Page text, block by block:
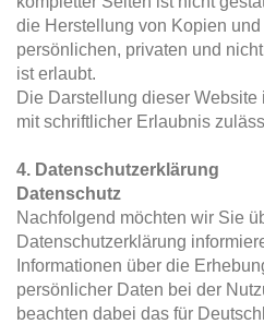
die Herstellung von Kopien
persönlichen, privaten und
ist erlaubt.
Die Darstellung dieser Website
mit schriftlicher Erlaubnis
4. Datenschutzerklärung
Datenschutz
Nachfolgend möchten wir Sie
Datenschutzerklärung
Informationen über die
persönlicher Daten bei der
beachten dabei das für